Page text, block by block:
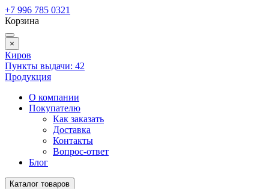
+7 996 785 0321
Корзина
×
Киров
Пункты выдачи: 42
Продукция
О компании
Покупателю
Как заказать
Доставка
Контакты
Вопрос-ответ
Блог
Каталог товаров